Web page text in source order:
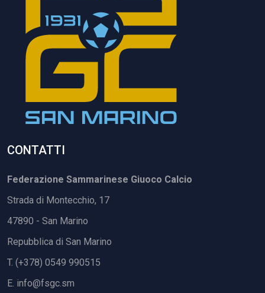
CONTATTI
Federazione Sammarinese Giuoco Calcio
Strada di Montecchio, 17
47890 - San Marino
Repubblica di San Marino
T. (+378) 0549 990515
E. info@fsgc.sm